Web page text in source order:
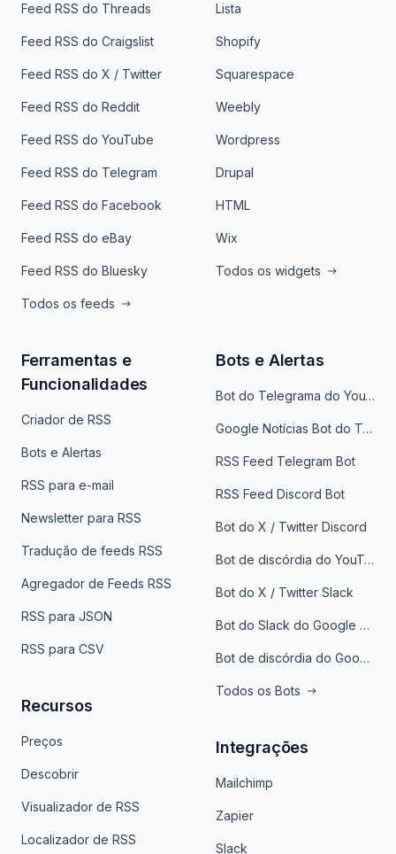
Feed RSS do Threads
Feed RSS do Craigslist
Feed RSS do X / Twitter
Feed RSS do Reddit
Feed RSS do YouTube
Feed RSS do Telegram
Feed RSS do Facebook
Feed RSS do eBay
Feed RSS do Bluesky
Todos os feeds
Lista
Shopify
Squarespace
Weebly
Wordpress
Drupal
HTML
Wix
Todos os widgets
Ferramentas e
Funcionalidades
Criador de RSS
Bots e Alertas
RSS para e-mail
Newsletter para RSS
Tradução de feeds RSS
Agregador de Feeds RSS
RSS para JSON
RSS para CSV
Recursos
Preços
Descobrir
Visualizador de RSS
Localizador de RSS
Bots e Alertas
Bot do Telegrama do YouTube
Google Notícias Bot do Telegrama
RSS Feed Telegram Bot
RSS Feed Discord Bot
Bot do X / Twitter Discord
Bot de discórdia do YouTube
Bot do X / Twitter Slack
Bot do Slack do Google Notícias
Bot de discórdia do Google News
Todos os Bots
Integrações
Mailchimp
Zapier
Slack